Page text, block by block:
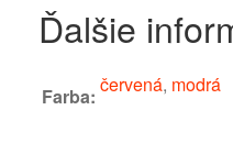
Ďalšie
Farba: červená, modrá